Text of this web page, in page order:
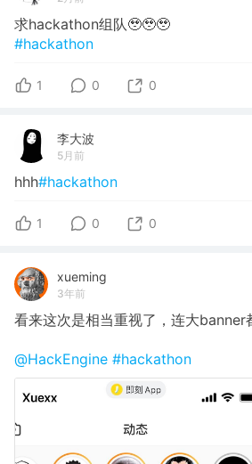
求hackathon组队🥹🥹🥹
#hackathon
1 0 0
李大波
5月前
hhh#hackathon
1 0 0
xueming
3年前
看来这次是相当重视了，连大banner
@HackEngine #hackathon